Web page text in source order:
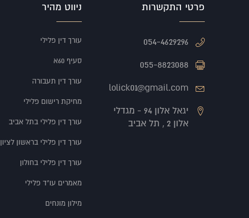
פרטי התקשרות
054-4629296
055-8823088
lolick01@gmail.com
יגאל אלון 94 - מגדלי
אלון 2 , תל אביב
ניווט מהיר
עורך דין פלילי
סעיף 60א
עורך דין תעבורה
מחיקת רישום פלילי
עורך דין פלילי בתל אביב
עורך דין פלילי בראשון לציון
עורך דין פלילי בחולון
מאמרים עו"ד פלילי
מילון מונחים